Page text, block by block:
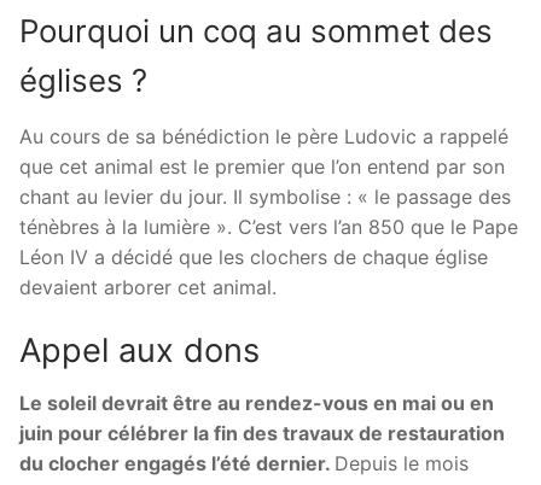
Pourquoi un coq au sommet des
églises ?
Au cours de sa bénédiction le père Ludovic a rappelé
que cet animal est le premier que l’on entend par son
chant au levier du jour. Il symbolise : « le passage des
ténèbres à la lumière ». C’est vers l’an 850 que le Pape
Léon IV a décidé que les clochers de chaque église
devaient arborer cet animal.
Appel aux dons
Le soleil devrait être au rendez-vous en mai ou en
juin pour célébrer la fin des travaux de restauration
du clocher engagés l’été dernier. Depuis le mois